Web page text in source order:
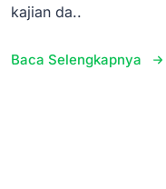
kajian da..
Baca Selengkapnya